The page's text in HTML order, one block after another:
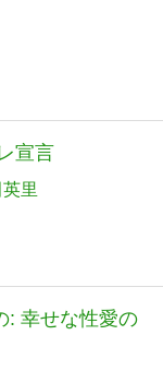
宣言
里
: 幸せな性愛の